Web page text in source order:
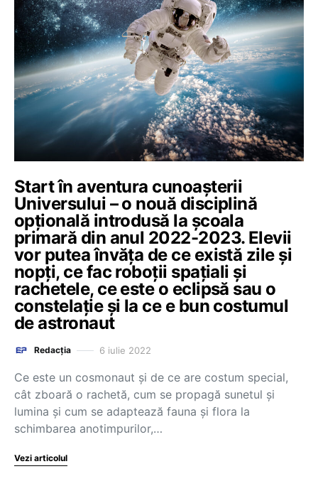
Start în aventura cunoașterii
Universului – o nouă disciplină
opțională introdusă la școala
primară din anul 2022-2023. Elevii
vor putea învăța de ce există zile și
nopți, ce fac roboții spațiali și
rachetele, ce este o eclipsă sau o
constelație și la ce e bun costumul
de astronaut
Redacția 6 iulie 2022
Ce este un cosmonaut și de ce are costum special,
cât zboară o rachetă, cum se propagă sunetul și
lumina și cum se adaptează fauna și flora la
schimbarea anotimpurilor,…
Vezi articolul